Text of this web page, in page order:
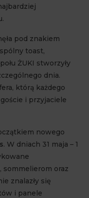
pod znakiem
toast,
ŻUKI stworzyły
dnia.
którą każdego
i przyjaciele
nowego
. W dniach 31 maja – 1
sommelierom oraz
znalazły się
i panele